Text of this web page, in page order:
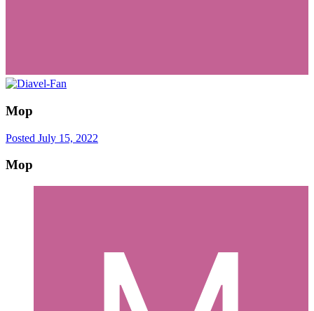
Mop
Posted July 15, 2022
Mop